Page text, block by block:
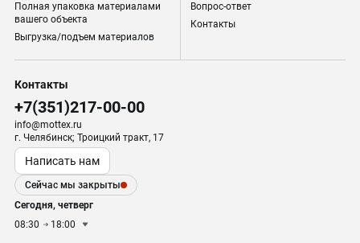
Полная упаковка материалами
вашего объекта
Выгрузка/подъем материалов
Вопрос-ответ
Контакты
Контакты
+7(351)217-00-00
info@mottex.ru
г. Челябинск; Троицкий тракт, 17
Написать нам
Сейчас мы закрыты
Сегодня, четверг
08:30
18:00